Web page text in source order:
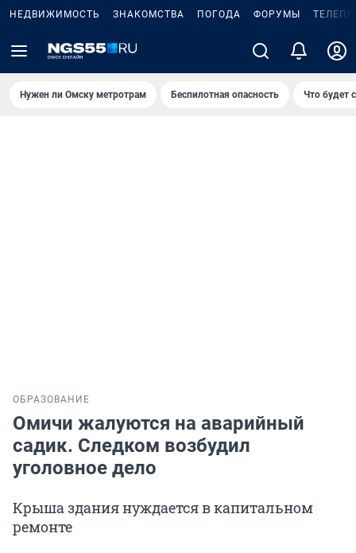
НЕДВИЖИМОСТЬ ЗНАКОМСТВА ПОГОДА ФОРУМЫ
Нужен ли Омску метротрам Беспилотная опасность Что будет
ОБРАЗОВАНИЕ
Омичи жалуются на аварийный
садик. Следком возбудил
уголовное дело
Крыша здания нуждается в капитальном
ремонте